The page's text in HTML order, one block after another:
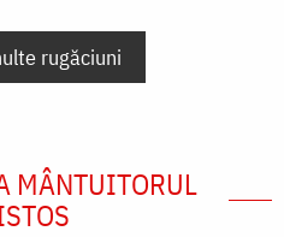
rugăciuni
MÂNTUITORUL